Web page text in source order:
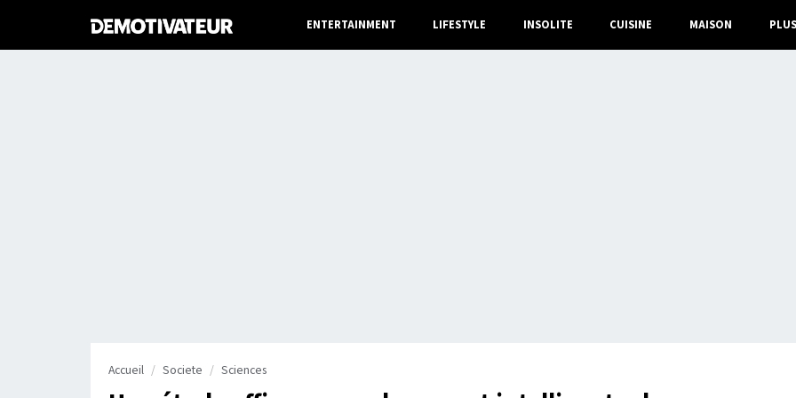
ENTERTAINMENT LIFESTYLE INSOLITE CUISINE MAISON PLUS
Accueil Societe Sciences